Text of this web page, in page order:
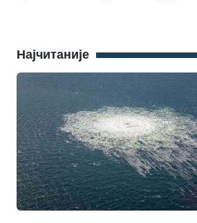
Најчитаније